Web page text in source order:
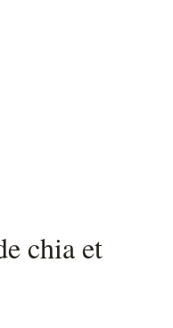
chia et